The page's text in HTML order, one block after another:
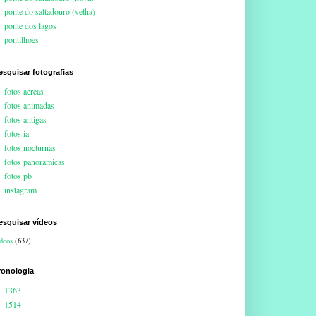
ponte do saltadouro (velha)
ponte dos lagos
pontilhoes
fotografias
fotos aereas
fotos animadas
fotos antigas
fotos ia
fotos nocturnas
fotos panoramicas
fotos pb
instagram
vídeos
(637)
1363
1514